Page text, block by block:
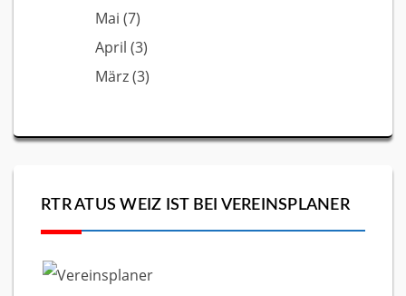
Mai (7)
April (3)
März(3)
RTR ATUS WEIZ IST BEI VEREINSPLANER